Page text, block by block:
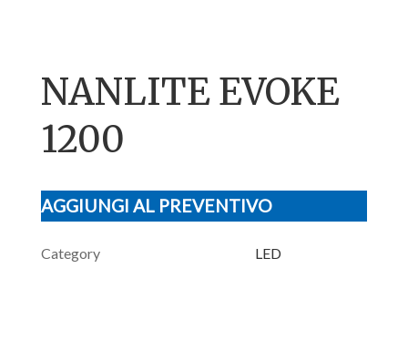
NANLITE EVOKE
1200
AGGIUNGI AL PREVENTIVO
Category LED